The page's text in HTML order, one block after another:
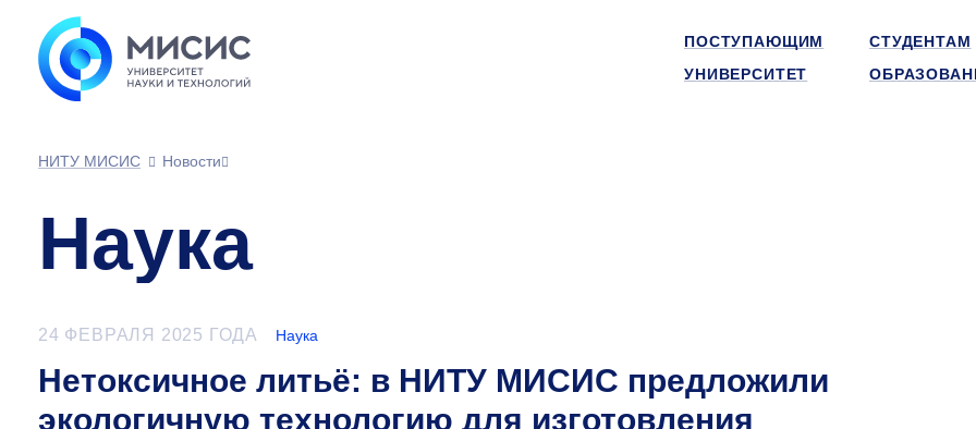
ПОСТУПАЮЩИМ
СТУДЕНТАМ
УНИВЕРСИТЕТ
НИТУ МИСИС Новости
Наука
24 ФЕВРАЛЯ 2025 ГОДА Наука
Нетоксичное литьё: в НИТУ МИСИС предложили
экологичную технологию для изготовления